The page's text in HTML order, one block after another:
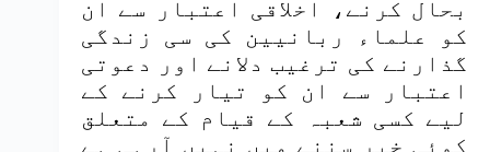
بحال کرنے، اخلاقی اعتبار سے ان
کو علماء ربانیین کی سی زندگی
گذارنے کی ترغیب دلانے اور دعوتی
اعتبار سے ان کو تیار کرنے کے
لیے کسی شعبہ کے قیام کے متعلق
کوئی خبر سننے میں نہیں آرہی ہے